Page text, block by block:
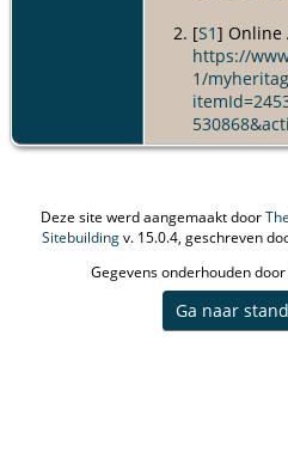
[S1] Online
https://
1/
Deze site werd aangemaakt door
Sitebuildingv. 15.0.4, geschreven
Gegevens onderhouden door
Ga naar